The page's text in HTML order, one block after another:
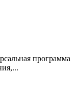
программа